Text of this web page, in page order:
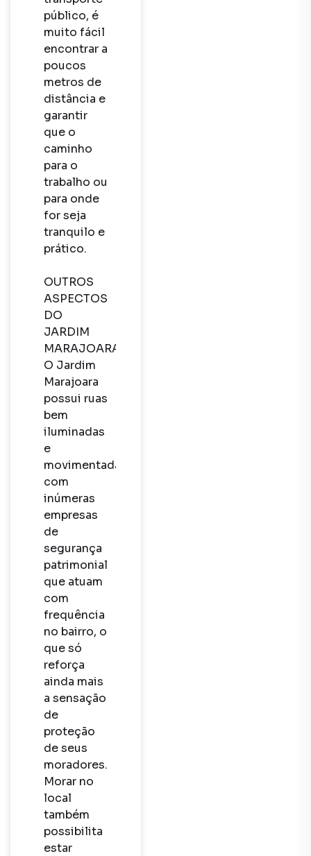
público, é
muito fácil
encontrar a
poucos
metros de
distância e
garantir
que o
caminho
para o
trabalho ou
para onde
for seja
tranquilo e
prático.
OUTROS
ASPECTOS
DO
JARDIM
MARAJOARA
O Jardim
Marajoara
possui ruas
bem
iluminadas
e
movimentadas,
com
inúmeras
empresas
de
segurança
patrimonial
que atuam
com
frequência
no bairro, o
que só
reforça
ainda mais
a sensação
de
proteção
de seus
moradores.
Morar no
local
também
possibilita
estar